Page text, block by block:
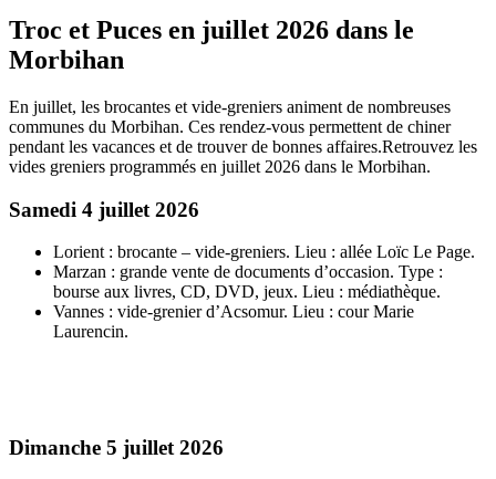
Troc et Puces en juillet 2026 dans le
Morbihan
En juillet, les brocantes et vide-greniers animent de nombreuses
communes du Morbihan. Ces rendez-vous permettent de chiner
pendant les vacances et de trouver de bonnes affaires.Retrouvez les
vides greniers programmés en juillet 2026 dans le Morbihan.
Samedi 4 juillet 2026
Lorient : brocante – vide-greniers. Lieu : allée Loïc Le Page.
Marzan : grande vente de documents d’occasion. Type :
bourse aux livres, CD, DVD, jeux. Lieu : médiathèque.
Vannes : vide-grenier d’Acsomur. Lieu : cour Marie
Laurencin.
Dimanche 5 juillet 2026